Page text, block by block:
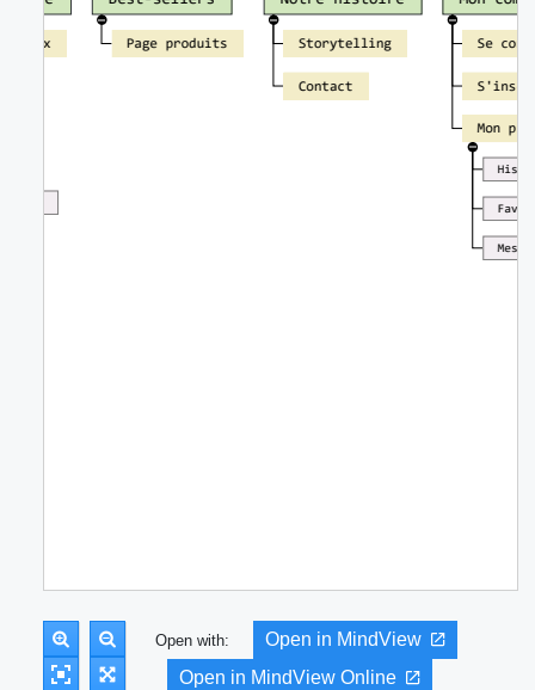
Open with:
Open in MindView
Open in MindView Online